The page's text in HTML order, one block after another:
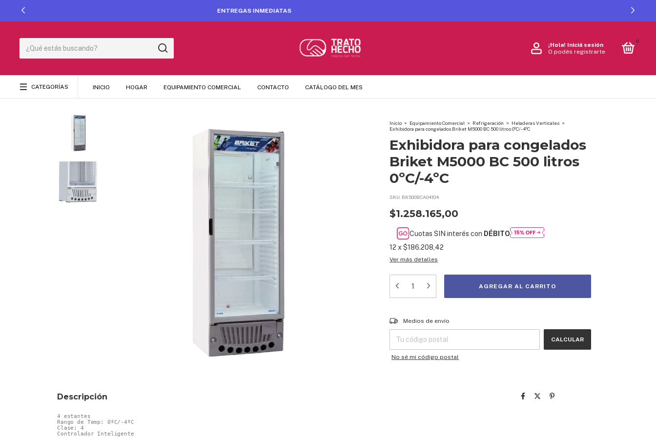
HASTA 6 CUOTAS SIN INTERÉS
¡Hola! Iniciá sesión
O podés registrarte
0
CATEGORÍAS INICIO HOGAR EQUIPAMIENTO COMERCIAL CONTACTO CATÁLOGO DEL MES
Inicio > Equipamiento Comercial > Refrigeración > Heladeras Verticales >
Exhibidora para congelados Briket M5000 BC 500 litros 0ºC/-4ºC
Exhibidora para congelados
Briket M5000 BC 500 litros
0ºC/-4ºC
SKU: BK500BCA04104
$1.258.165,00
Cuotas SIN interés con DÉBITO
12 x $186.208,42
Ver más detalles
Entregas para el CP:
Medios de envío
CALCULAR
No sé mi código postal
Descripción
4 estantes
Rango de Temp: 0ºC/-4ºC
Clase: 4
Controlador Inteligente